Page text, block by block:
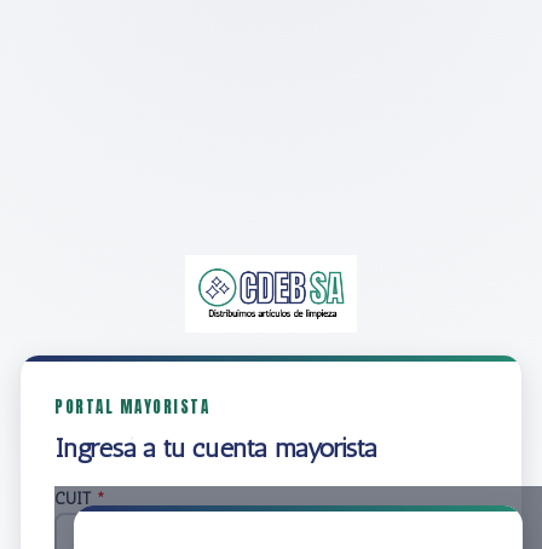
PORTAL MAYORISTA
Ingresá a tu cuenta mayorista
CUIT *